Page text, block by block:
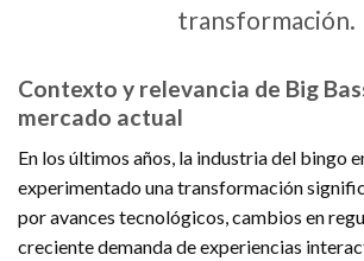
transformación.
Contexto y relevancia de Big
mercado actual
En los últimos años, la industria del bingo
experimentado una transformación
por avances tecnológicos, cambios en
creciente demanda de experiencias